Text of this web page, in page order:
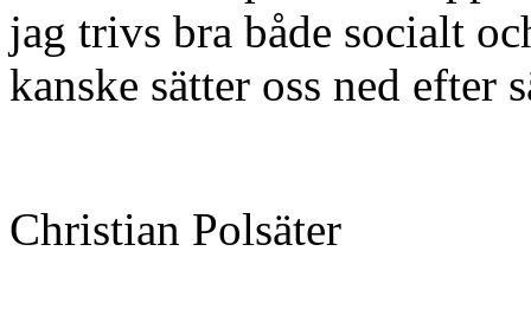
jag trivs bra både socialt
kanske sätter oss ned efter
Christian Polsäter